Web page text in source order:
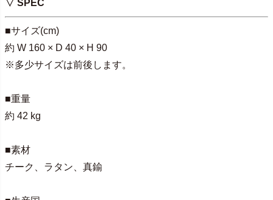
▽ SPEC
■サイズ(cm)
約 W 160 × D 40 × H 90
※多少サイズは前後します。
■重量
約 42 kg
■素材
チーク、ラタン、真鍮